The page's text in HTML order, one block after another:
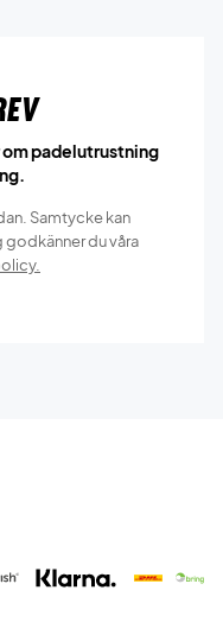
padelutrustning
Samtycke kan
godkänner du våra